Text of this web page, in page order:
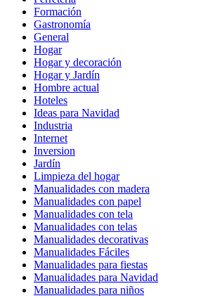
Formación
Gastronomía
General
Hogar
Hogar y decoración
Hogar y Jardín
Hombre actual
Hoteles
Ideas para Navidad
Industria
Internet
Inversion
Jardín
Limpieza del hogar
Manualidades con madera
Manualidades con papel
Manualidades con tela
Manualidades con telas
Manualidades decorativas
Manualidades Fáciles
Manualidades para fiestas
Manualidades para Navidad
Manualidades para niños